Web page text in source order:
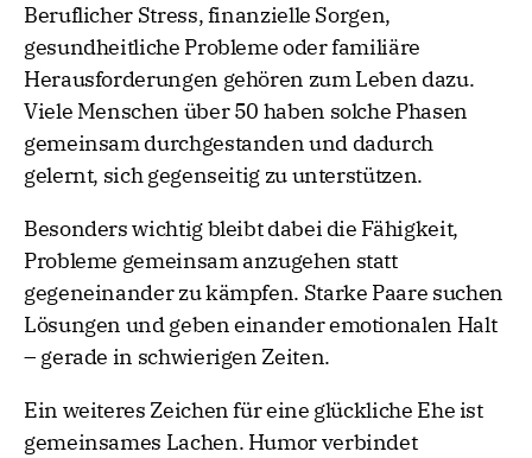
Beruflicher Stress, finanzielle Sorgen,
gesundheitliche Probleme oder familiäre
Herausforderungen gehören zum Leben dazu.
Viele Menschen über 50 haben solche Phasen
gemeinsam durchgestanden und dadurch
gelernt, sich gegenseitig zu unterstützen.
Besonders wichtig bleibt dabei die Fähigkeit,
Probleme gemeinsam anzugehen statt
gegeneinander zu kämpfen. Starke Paare suchen
Lösungen und geben einander emotionalen Halt
– gerade in schwierigen Zeiten.
Ein weiteres Zeichen für eine glückliche Ehe ist
gemeinsames Lachen. Humor verbindet